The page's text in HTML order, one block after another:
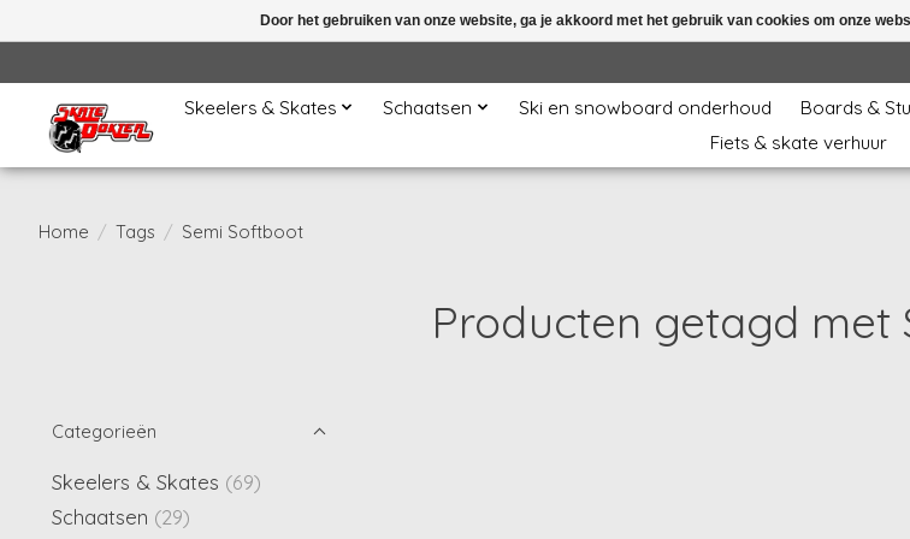
Skeelers & Skates Schaatsen Ski en snowboard onderhoud Boards &
Fiets & skate verhuur
Home / Tags / Semi Softboot
Producten getagd met
Categorieën
Skeelers & Skates (69)
Schaatsen (29)
Door het gebruiken van onze website, ga je akkoord met het gebruik van cookies om onze